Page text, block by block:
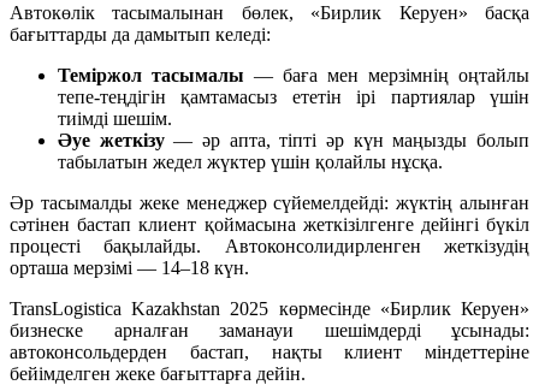
Автокөлік тасымалынан бөлек, «Бирлик Керуен» басқа
бағыттарды да дамытып келеді:
Теміржол тасымалы — баға мен мерзімнің оңтайлы
тепе-теңдігін қамтамасыз ететін ірі партиялар үшін
тиімді шешім.
Әуе жеткізу— әр апта, тіпті әр күн маңызды болып
табылатын жедел жүктер үшін қолайлы нұсқа.
Әр тасымалды жеке менеджер сүйемелдейді: жүктің алынған
сәтінен бастап клиент қоймасына жеткізілгенге дейінгі бүкіл
процесті бақылайды. Автоконсолидирленген жеткізудің
орташа мерзімі — 14–18 күн.
TransLogistica Kazakhstan 2025 көрмесінде «Бирлик Керуен»
бизнеске арналған заманауи шешімдерді ұсынады:
автоконсольдерден бастап, нақты клиент міндеттеріне
бейімделген жеке бағыттарға дейін.